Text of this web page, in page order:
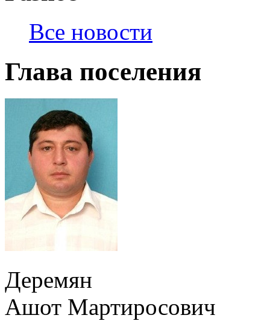
Все новости
Глава поселения
Деремян
Ашот Мартиросович